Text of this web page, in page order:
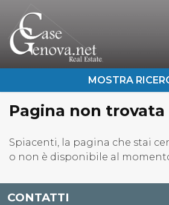
Chi Siamo
Immobili In Vendita
Immobili In Affitto
Servizi
Lascia Una Richiesta
Contatti
Pagina non trovata
Spiacenti, la pagina che stai
o non è disponibile al
CONTATTI